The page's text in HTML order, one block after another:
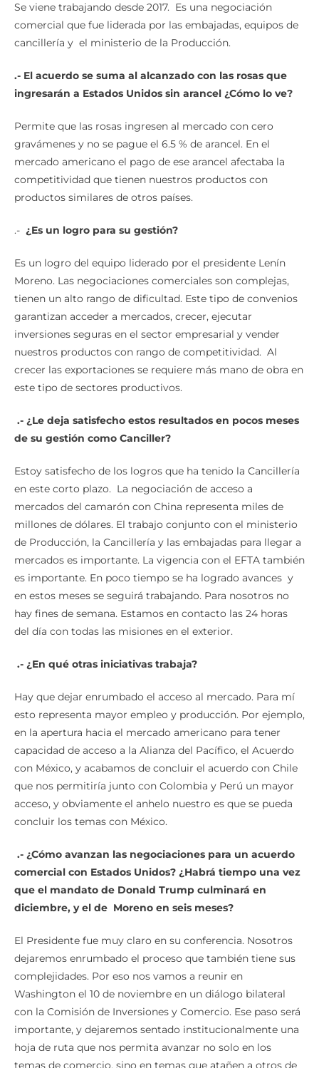
Se viene trabajando desde 2017. Es una negociación
comercial que fue liderada por las embajadas, equipos de
cancillería y el ministerio de la Producción.
.- El acuerdo se suma al alcanzado con las rosas que
ingresarán a Estados Unidos sin arancel ¿Cómo lo ve?
Permite que las rosas ingresen al mercado con cero
gravámenes y no se pague el 6.5 % de arancel. En el
mercado americano el pago de ese arancel afectaba la
competitividad que tienen nuestros productos con
productos similares de otros países.
.- ¿Es un logro para su gestión?
Es un logro del equipo liderado por el presidente Lenín
Moreno. Las negociaciones comerciales son complejas,
tienen un alto rango de dificultad. Este tipo de convenios
garantizan acceder a mercados, crecer, ejecutar
inversiones seguras en el sector empresarial y vender
nuestros productos con rango de competitividad. Al
crecer las exportaciones se requiere más mano de obra en
este tipo de sectores productivos.
.- ¿Le deja satisfecho estos resultados en pocos meses
de su gestión como Canciller?
Estoy satisfecho de los logros que ha tenido la Cancillería
en este corto plazo. La negociación de acceso a
mercados del camarón con China representa miles de
millones de dólares. El trabajo conjunto con el ministerio
de Producción, la Cancillería y las embajadas para llegar a
mercados es importante. La vigencia con el EFTA también
es importante. En poco tiempo se ha logrado avances y
en estos meses se seguirá trabajando. Para nosotros no
hay fines de semana. Estamos en contacto las 24 horas
del día con todas las misiones en el exterior.
.- ¿En qué otras iniciativas trabaja?
Hay que dejar enrumbado el acceso al mercado. Para mí
esto representa mayor empleo y producción. Por ejemplo,
en la apertura hacia el mercado americano para tener
capacidad de acceso a la Alianza del Pacífico, el Acuerdo
con México, y acabamos de concluir el acuerdo con Chile
que nos permitiría junto con Colombia y Perú un mayor
acceso, y obviamente el anhelo nuestro es que se pueda
concluir los temas con México.
.- ¿Cómo avanzan las negociaciones para un acuerdo
comercial con Estados Unidos? ¿Habrá tiempo una vez
que el mandato de Donald Trump culminará en
diciembre, y el de Moreno en seis meses?
El Presidente fue muy claro en su conferencia. Nosotros
dejaremos enrumbado el proceso que también tiene sus
complejidades. Por eso nos vamos a reunir en
Washington el 10 de noviembre en un diálogo bilateral
con la Comisión de Inversiones y Comercio. Ese paso será
importante, y dejaremos sentado institucionalmente una
hoja de ruta que nos permita avanzar no solo en los
temas de comercio, sino en temas que atañen a otros de